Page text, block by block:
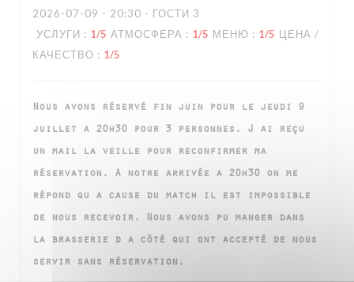
2026-07-09 - 20:30 - ГОСТИ 3
УСЛУГИ : 1/5 АТМОСФЕРА : 1/5 МЕНЮ : 1/5 ЦЕНА /
КАЧЕСТВО : 1/5
Nous avons réservé fin juin pour le jeudi 9
juillet a 20h30 pour 3 personnes. J ai reçu
un mail la veille pour reconfirmer ma
réservation. A notre arrivée a 20h30 on me
répond qu a cause du match il est impossible
de nous recevoir. Nous avons pu manger dans
la brasserie d a côté qui ont accepté de nous
servir sans réservation.